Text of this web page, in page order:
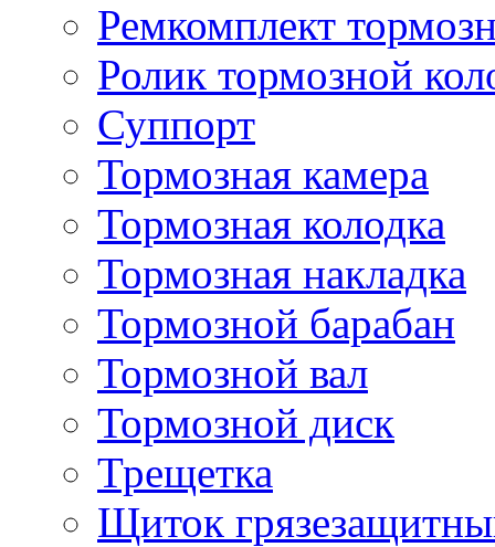
Ремкомплект
Ролик тормозной
Суппорт
Тормозная камера
Тормозная колодка
Тормозная накладка
Тормозной барабан
Тормозной вал
Тормозной диск
Трещетка
Щиток